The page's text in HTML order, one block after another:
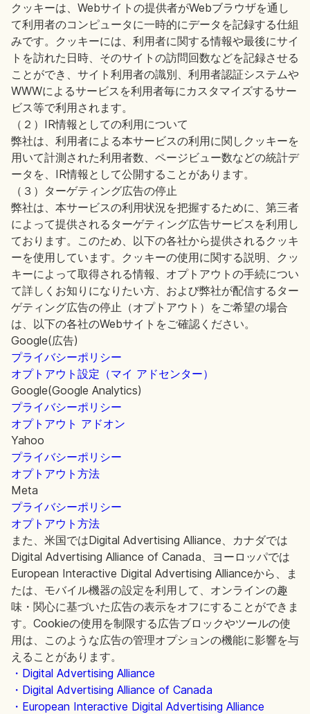
クッキーは、Webサイトの提供者がWebブラウザを通し
て利用者のコンピュータに一時的にデータを記録する仕組
みです。クッキーには、利用者に関する情報や最後にサイ
トを訪れた日時、そのサイトの訪問回数などを記録させる
ことができ、サイト利用者の識別、利用者認証システムや
WWWによるサービスを利用者毎にカスタマイズするサー
ビス等で利用されます。
（２）IR情報としての利用について
弊社は、利用者による本サービスの利用に関しクッキーを
用いて計測された利用者数、ページビュー数などの統計デ
ータを、IR情報として公開することがあります。
（３）ターゲティング広告の停止
弊社は、本サービスの利用状況を把握するために、第三者
によって提供されるターゲティング広告サービスを利用し
ております。このため、以下の各社から提供されるクッキ
ーを使用しています。クッキーの使用に関する説明、クッ
キーによって取得される情報、オプトアウトの手続につい
て詳しくお知りになりたい方、および弊社が配信するター
ゲティング広告の停止（オプトアウト）をご希望の場合
は、以下の各社のWebサイトをご確認ください。
Google(広告)
プライバシーポリシー
オプトアウト設定（マイ アドセンター）
Google(Google Analytics)
プライバシーポリシー
オプトアウト アドオン
Yahoo
プライバシーポリシー
オプトアウト方法
Meta
プライバシーポリシー
オプトアウト方法
また、米国ではDigital Advertising Alliance、カナダでは
Digital Advertising Alliance of Canada、ヨーロッパでは
European Interactive Digital Advertising Allianceから、ま
たは、モバイル機器の設定を利用して、オンラインの趣
味・関心に基づいた広告の表示をオフにすることができま
す。Cookieの使用を制限する広告ブロックやツールの使
用は、このような広告の管理オプションの機能に影響を与
えることがあります。
・Digital Advertising Alliance
・Digital Advertising Alliance of Canada
・European Interactive Digital Advertising Alliance